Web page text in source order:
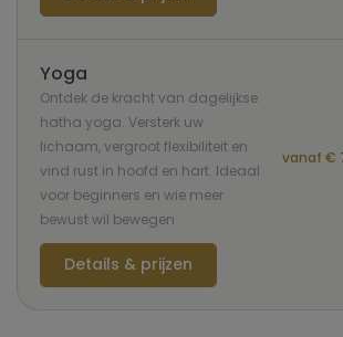
Yoga
Ontdek de kracht van dagelijkse
hatha yoga. Versterk uw
lichaam, vergroot flexibiliteit en
vind rust in hoofd en hart. Ideaal
voor beginners en wie meer
bewust wil bewegen
vanaf €
Details & prijzen